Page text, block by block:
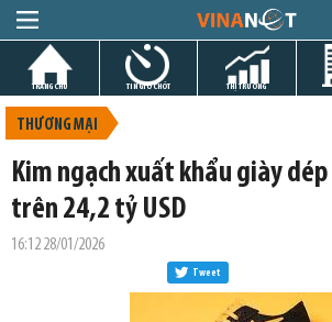
TRANG CHỦ TIN GIỜ CHÓT THỊ TRƯỜNG
THƯƠNG MẠI
Kim ngạch xuất khẩu giày
trên 24,2 tỷ USD
16:12 28/01/2026
Tweet